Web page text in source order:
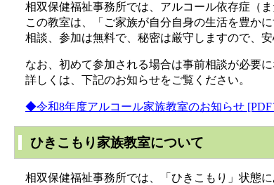
相双保健福祉事務所では、アルコール依存症（
この教室は、「ご家族が自分自身の生活を豊か
相談、参加は無料で、秘密は厳守しますので、安
なお、初めて参加される場合は事前相談が必要に
詳しくは、下記のお知らせをご覧ください。
◆令和8年度アルコール家族教室のお知らせ
ひきこもり家族教室について
相双保健福祉事務所では、「ひきこもり」状態